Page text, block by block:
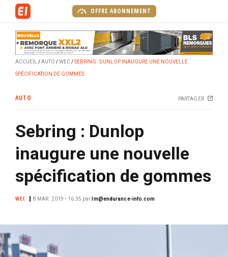
c
i
p
OFFRE ABONNEMENT
ACCUEIL AUTO WEC SEBRING : DUNLOP INAUGURE UNE NOUVELLE
SPÉCIFICATION DE GOMMES
AUTO PARTAGER
Sebring : Dunlop
inaugure une nouvelle
spécification de gommes
WEC 8 MAR. 2019 • 16:35 par lm@endurance-info.com